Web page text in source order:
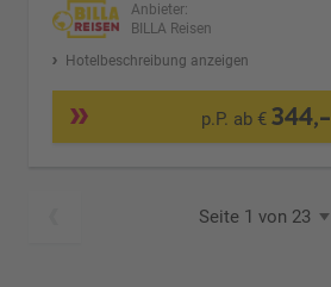
Anbieter:
BILLA Reisen
Hotelbeschreibung anzeigen
p.P. ab €344,-
Seite 1 von 23